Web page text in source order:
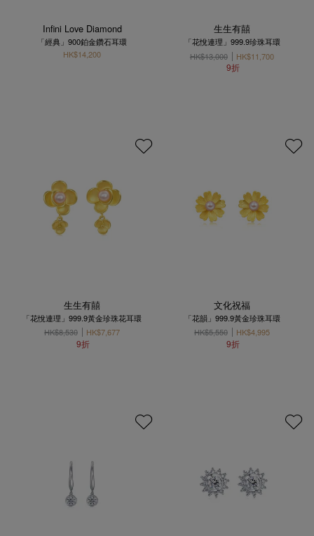
Infini Love Diamond
「經典」900鉑金鑽石耳環
HK$14,200
生生有囍
「花悅連理」999.9珍珠耳環
HK$13,000
HK$11,700
9折
生生有囍
「花悅連理」999.9黃金珍珠花耳環
HK$8,530
HK$7,677
9折
文化祝福
「花韻」999.9黃金珍珠耳環
HK$5,550
HK$4,995
9折